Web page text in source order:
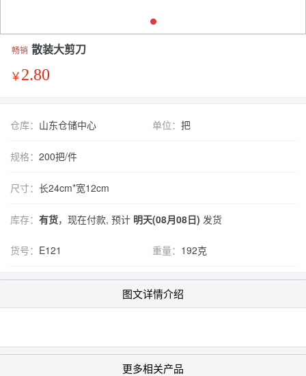
畅销 散装大剪刀
￥ 2.80
仓库： 山东仓储中心 单位： 把
规格： 200把/件
尺寸： 长24cm*宽12cm
库存： 有货，现在付款, 预计 明天(08月08日) 发货
货号： E121 重量： 192克
图文详情介绍
更多相关产品